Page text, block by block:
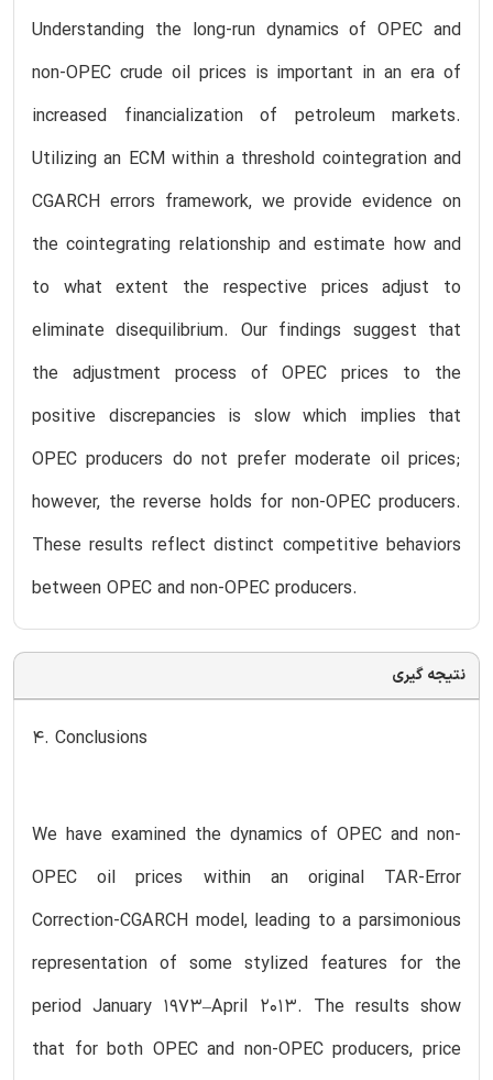
Understanding the long-run dynamics of OPEC and
non-OPEC crude oil prices is important in an era of
increased financialization of petroleum markets.
Utilizing an ECM within a threshold cointegration and
CGARCH errors framework, we provide evidence on
the cointegrating relationship and estimate how and
to what extent the respective prices adjust to
eliminate disequilibrium. Our findings suggest that
the adjustment process of OPEC prices to the
positive discrepancies is slow which implies that
OPEC producers do not prefer moderate oil prices;
however, the reverse holds for non-OPEC producers.
These results reflect distinct competitive behaviors
between OPEC and non-OPEC producers.
نتیجه گیری
4. Conclusions
We have examined the dynamics of OPEC and non-
OPEC oil prices within an original TAR-Error
Correction-CGARCH model, leading to a parsimonious
representation of some stylized features for the
period January 1973–April 2013. The results show
that for both OPEC and non-OPEC producers, price